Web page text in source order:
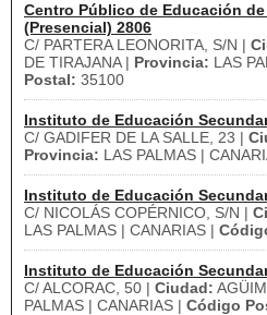
Centro Público de Educación
(Presencial) 2806
C/ PARTERA LEONORITA, S/N |
DE TIRAJANA | Provincia: LAS
Postal: 35100
Instituto de Educación
C/ GADIFER DE LA SALLE, 23 |
Provincia: LAS PALMAS |
Instituto de Educación
C/ NICOLÁS COPÉRNICO, S/N |
LAS PALMAS | CANARIAS |
Instituto de Educación
C/ ALCORAC, 50 | Ciudad:
PALMAS | CANARIAS | Código